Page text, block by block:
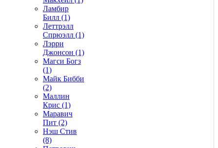
Ламбир
Билл (1)
Леттрэлл
Спрюэлл (1)
Лэрри
Джонсон (1)
Магси Богз
(1)
Майк Бибби
(2)
Маллин
Крис (1)
Маравич
Пит (2)
Нэш Стив
(8)